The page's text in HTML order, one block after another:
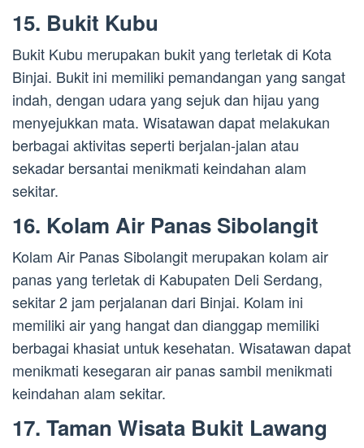
15. Bukit Kubu
Bukit Kubu merupakan bukit yang terletak di Kota
Binjai. Bukit ini memiliki pemandangan yang sangat
indah, dengan udara yang sejuk dan hijau yang
menyejukkan mata. Wisatawan dapat melakukan
berbagai aktivitas seperti berjalan-jalan atau
sekadar bersantai menikmati keindahan alam
sekitar.
16. Kolam Air Panas Sibolangit
Kolam Air Panas Sibolangit merupakan kolam air
panas yang terletak di Kabupaten Deli Serdang,
sekitar 2 jam perjalanan dari Binjai. Kolam ini
memiliki air yang hangat dan dianggap memiliki
berbagai khasiat untuk kesehatan. Wisatawan dapat
menikmati kesegaran air panas sambil menikmati
keindahan alam sekitar.
17. Taman Wisata Bukit Lawang